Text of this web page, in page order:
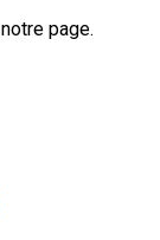
page.